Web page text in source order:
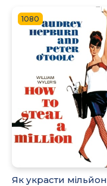
1080
Як украсти мільйон